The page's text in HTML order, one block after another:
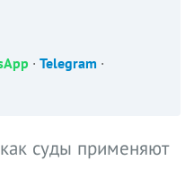
· Telegram ·
суды применяют